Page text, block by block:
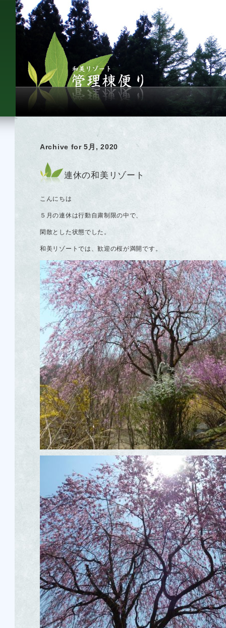
Archive for 5月, 2020
連休の和美リゾート
こんにちは
５月の連休は行動自粛制限の中で、
閑散とした状態でした。
和美リゾートでは、歓迎の桜が満開です。